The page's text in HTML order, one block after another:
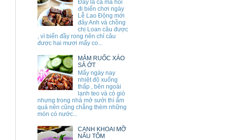
Đây là cá mà hồi
đi biển chơi ngày
Lễ Lao Động mới
đây Anh và chồng
chị Loan câu được
, vì biển đầy rong nên chỉ câu
được hai mươi mấy co...
MẮM RUỐC XÀO
SẢ ỚT
Mấy ngày nay
nhiệt độ xuống
thấp , bên ngoài
lạnh teo và có gió
nhưng trong nhà mở sưởi thì ấm
quá nên cũng chẳng thèm những
món có nước...
CANH KHOAI MỠ
NẤU TÔM